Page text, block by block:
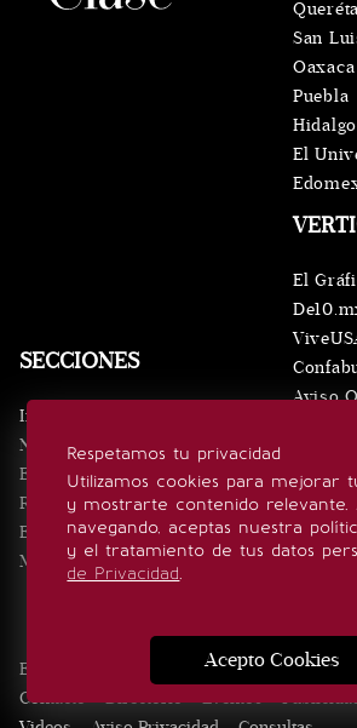
Respetamos tu privacidad
Utilizamos cookies para mejorar
y mostrarte contenido relevante.
navegando, aceptas nuestra
y el tratamiento de tus datos
de Privacidad.
Acepto Cookies
SECCIONES
Inicio
Noticias
Eventos
Realeza
Estilo de vida
Minuto x Minuto
El
Aviso
San
Oaxaca
Puebla
Hidalgo
El
Edición Impresa Noticias Quiénes somos
Contacto
Directorio Eventos